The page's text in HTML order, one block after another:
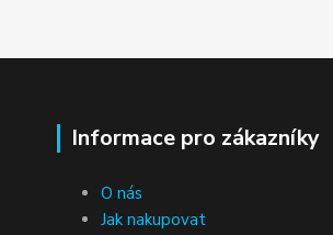
Informace pro zákazníky
O nás
Jak nakupovat